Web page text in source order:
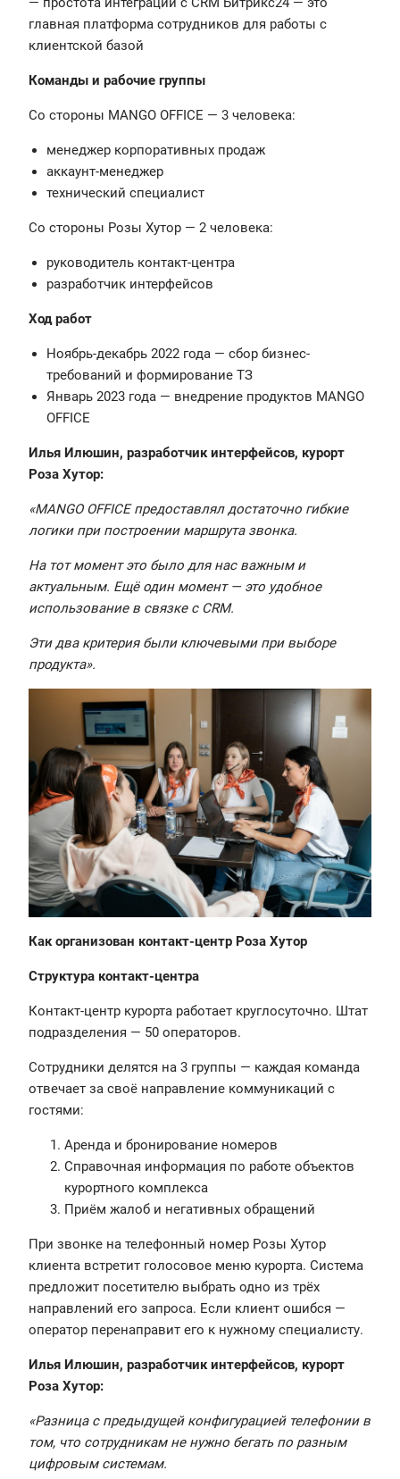
главная платформа сотрудников для работы с
клиентской базой
Команды и рабочие группы
Со стороны MANGO OFFICE — 3 человека:
менеджер корпоративных продаж
аккаунт-менеджер
технический специалист
Со стороны Розы Хутор — 2 человека:
руководитель контакт-центра
разработчик интерфейсов
Ход работ
Ноябрь-декабрь 2022 года — сбор бизнес-
требований и формирование ТЗ
Январь 2023 года — внедрение продуктов MANGO
OFFICE
Илья Илюшин, разработчик интерфейсов, курорт
Роза Хутор:
«MANGO OFFICE предоставлял достаточно гибкие
логики при построении маршрута звонка.
На тот момент это было для нас важным и
актуальным. Ещё один момент — это удобное
использование в связке с CRM.
Эти два критерия были ключевыми при выборе
продукта».
Как организован контакт-центр Роза Хутор
Структура контакт-центра
Контакт-центр курорта работает круглосуточно. Штат
подразделения — 50 операторов.
Сотрудники делятся на 3 группы — каждая команда
отвечает за своё направление коммуникаций с
гостями:
Аренда и бронирование номеров
Справочная информация по работе объектов
курортного комплекса
Приём жалоб и негативных обращений
При звонке на телефонный номер Розы Хутор
клиента встретит голосовое меню курорта. Система
предложит посетителю выбрать одно из трёх
направлений его запроса. Если клиент ошибся —
оператор перенаправит его к нужному специалисту.
Илья Илюшин, разработчик интерфейсов, курорт
Роза Хутор:
«Разница с предыдущей конфигурацией телефонии в
том, что сотрудникам не нужно бегать по разным
цифровым системам.